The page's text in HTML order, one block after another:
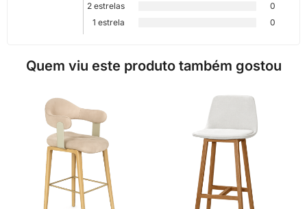
2 estrelas
0
1 estrela
0
Quem viu este produto também gostou